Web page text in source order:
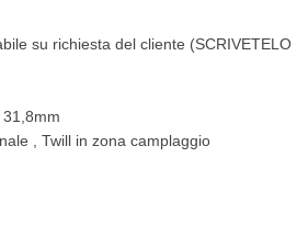
su richiesta del cliente (SCRIVETELO
, Twill in zona camplaggio